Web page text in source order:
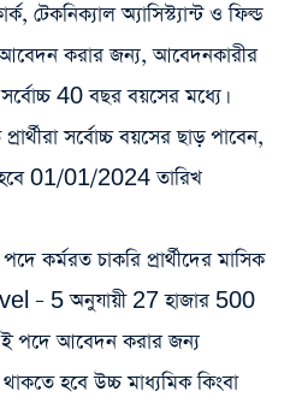
টেকনিক্যাল অ্যাসিস্ট্যান্ট ও ফিল্ড
আবেদন করার জন্য, আবেদনকারীর
40 বছর বয়সের মধ্যে।
সর্বোচ্চ বয়সের ছাড় পাবেন,
01/01/2024 তারিখ
কর্মরত চাকরি প্রার্থীদের মাসিক
– 5 অনুযায়ী 27 হাজার 500
পদে আবেদন করার জন্য
হবে উচ্চ মাধ্যমিক কিংবা